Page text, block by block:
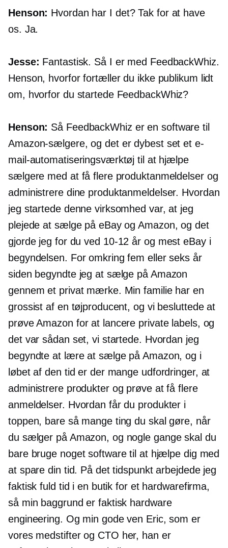
Henson: Hvordan har I det? Tak for at have
os. Ja.
Jesse: Fantastisk. Så I er med FeedbackWhiz.
Henson, hvorfor fortæller du ikke publikum lidt
om, hvorfor du startede FeedbackWhiz?
Henson: Så FeedbackWhiz er en software til
Amazon-sælgere, og det er dybest set et e-
mail-automatiseringsværktøj til at hjælpe
sælgere med at få flere produktanmeldelser og
administrere dine produktanmeldelser. Hvordan
jeg startede denne virksomhed var, at jeg
plejede at sælge på eBay og Amazon, og det
gjorde jeg for du ved 10-12 år og mest eBay i
begyndelsen. For omkring fem eller seks år
siden begyndte jeg at sælge på Amazon
gennem et privat mærke. Min familie har en
grossist af en tøjproducent, og vi besluttede at
prøve Amazon for at lancere private labels, og
det var sådan set, vi startede. Hvordan jeg
begyndte at lære at sælge på Amazon, og i
løbet af den tid er der mange udfordringer, at
administrere produkter og prøve at få flere
anmeldelser. Hvordan får du produkter i
toppen, bare så mange ting du skal gøre, når
du sælger på Amazon, og nogle gange skal du
bare bruge noget software til at hjælpe dig med
at spare din tid. På det tidspunkt arbejdede jeg
faktisk fuld tid i en butik for et hardwarefirma,
så min baggrund er faktisk hardware
engineering. Og min gode ven Eric, som er
vores medstifterog CTO her, han er